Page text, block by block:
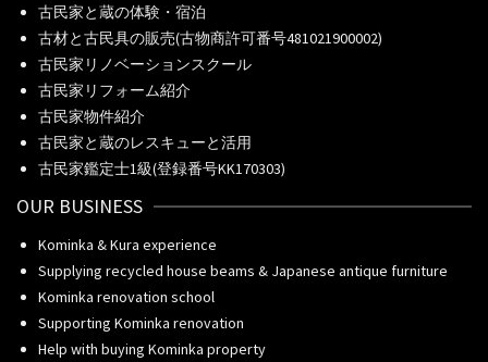
古民家と蔵の体験・宿泊
古材と古民具の販売(古物商許可番号481021900002)
古民家リノベーションスクール
古民家リフォーム紹介
古民家物件紹介
古民家と蔵のレスキューと活用
古民家鑑定士1級(登録番号KK170303)
OUR BUSINESS
Kominka & Kura experience
Supplying recycled house beams & Japanese antique furniture
Kominka renovation school
Supporting Kominka renovation
Help with buying Kominka property